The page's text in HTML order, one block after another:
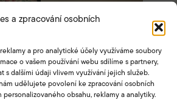
a zpracování osobních
a pro analytické účely využíváme soubory
o vašem používání webu sdílíme s partnery,
s dalšími údaji vlivem využívání jejich služeb.
udělujete povolení ke zpracování osobních
obsahu, reklamy a analytiky.